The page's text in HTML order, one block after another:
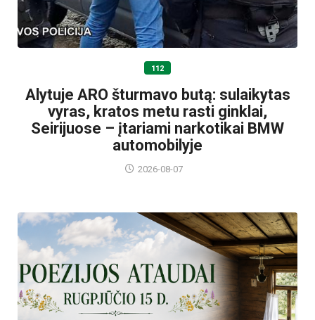
112
Alytuje ARO šturmavo butą: sulaikytas
vyras, kratos metu rasti ginklai,
Seirijuose – įtariami narkotikai BMW
automobilyje
2026-08-07